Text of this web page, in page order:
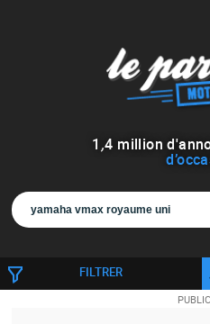
1 ,4 million
FILTRER